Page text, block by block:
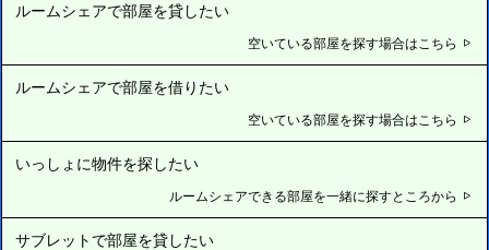
ルームシェアで部屋を貸したい
空いている部屋を探す場合はこちら
ルームシェアで部屋を借りたい
空いている部屋を探す場合はこちら
いっしょに物件を探したい
ルームシェアできる部屋を一緒に探すところから
サブレットで部屋を貸したい